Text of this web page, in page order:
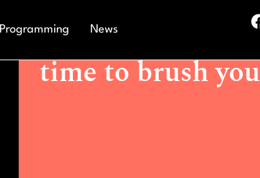
Programming News
Actualidad >Presentation of the book “It’s time
Presentation of
time to brush